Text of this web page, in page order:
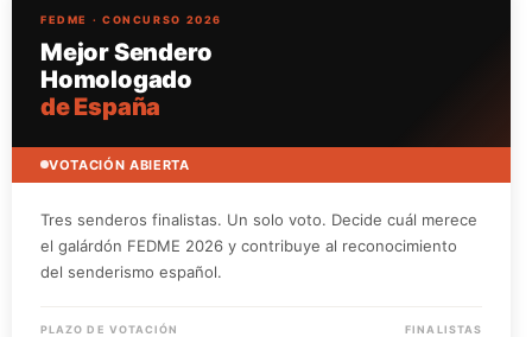
FEDME · CONCURSO 2026
Mejor Sendero
Homologado
de España
VOTACIÓN ABIERTA
Tres senderos finalistas. Un solo voto. Decide cuál merece
el galárdón FEDME 2026 y contribuye al reconocimiento
del senderismo español.
PLAZO DE VOTACIÓN FINALISTAS